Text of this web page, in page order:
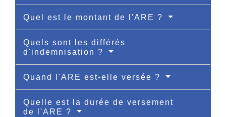
Quel est le montant de l'ARE ?
Quels sont les différés
d'indemnisation ?
Quand l'ARE est-elle versée ?
Quelle est la durée de versement
de l'ARE ?